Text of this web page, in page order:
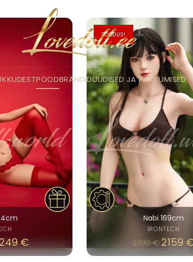
POODBRÄNDIDUUDISED JA PAKKUMISED
€
SOODUS!
Nabi 169cm
IRONTECH
2399€2159